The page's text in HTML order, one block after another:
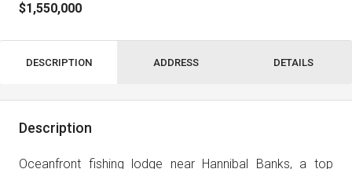
$1,550,000
DESCRIPTION ADDRESS DETAILS
Description
Oceanfront fishing lodge near Hannibal Banks, a top